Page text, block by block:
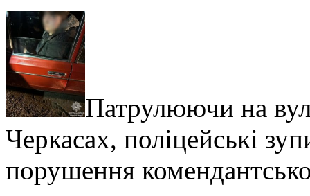
Патрулюючи на
Черкасах, поліцейські
порушення